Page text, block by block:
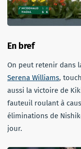
En bref
On peut retenir dans
Serena Williams,
aussi la victoire de
fauteuil roulant à
éliminations de
jour.